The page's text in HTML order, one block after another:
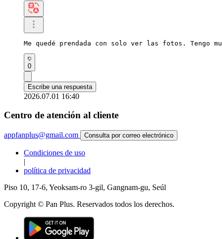
Me quedé prendada con solo ver las fotos. Tengo
0
Escribe una respuesta
2026.07.01 16:40
Centro de atención al cliente
appfanplus@gmail.com Consulta por correo electrónico
Condiciones de uso
|
política de privacidad
Piso 10, 17-6, Yeoksam-ro 3-gil, Gangnam-gu, Seúl
Copyright © Pan Plus. Reservados todos los derechos.